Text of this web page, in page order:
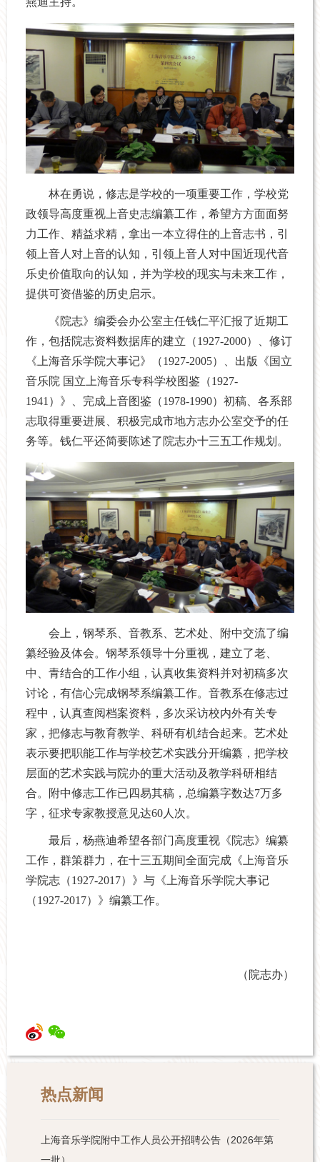
林在勇说，修志是学校的一项重要工作，学校党
政领导高度重视上音史志编纂工作，希望方方面面努
力工作、精益求精，拿出一本立得住的上音志书，引
领上音人对上音的认知，引领上音人对中国近现代音
乐史价值取向的认知，并为学校的现实与未来工作，
提供可资借鉴的历史启示。
《院志》编委会办公室主任钱仁平汇报了近期工
作，包括院志资料数据库的建立（1927-2000）、修订
《上海音乐学院大事记》（1927-2005）、出版《国立
音乐院 国立上海音乐专科学校图鉴（1927-
1941）》、完成上音图鉴（1978-1990）初稿、各系部
志取得重要进展、积极完成市地方志办公室交予的任
务等。钱仁平还简要陈述了院志办十三五工作规划。
会上，钢琴系、音教系、艺术处、附中交流了编
纂经验及体会。钢琴系领导十分重视，建立了老、
中、青结合的工作小组，认真收集资料并对初稿多次
讨论，有信心完成钢琴系编纂工作。音教系在修志过
程中，认真查阅档案资料，多次采访校内外有关专
家，把修志与教育教学、科研有机结合起来。艺术处
表示要把职能工作与学校艺术实践分开编纂，把学校
层面的艺术实践与院办的重大活动及教学科研相结
合。附中修志工作已四易其稿，总编纂字数达7万多
字，征求专家教授意见达60人次。
最后，杨燕迪希望各部门高度重视《院志》编纂
工作，群策群力，在十三五期间全面完成《上海音乐
学院志（1927-2017）》与《上海音乐学院大事记
（1927-2017）》编纂工作。
（院志办）
热点新闻